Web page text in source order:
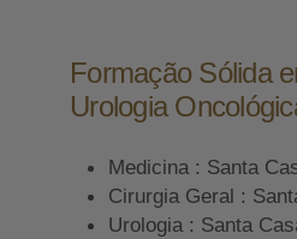
Formação Sólida
Urologia
Medicina : Santa
Cirurgia Geral :
Urologia : Santa